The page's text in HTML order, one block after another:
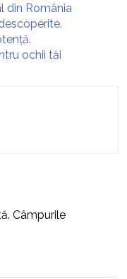
din România
ochii tăi
Câmpurile